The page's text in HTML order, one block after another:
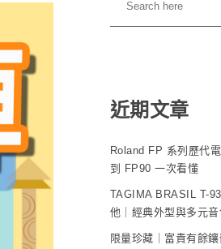
近期文章
Roland FP 系列歷代
到 FP90 一次看懂
TAGIMA BRASIL T-
他｜經典外型與多元
限量珍藏｜富貴有餘